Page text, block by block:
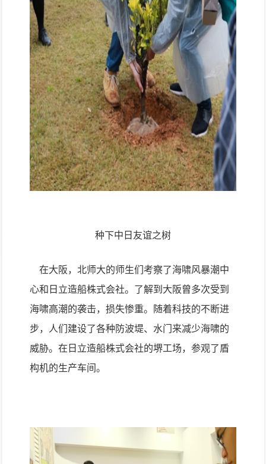
种下中日友谊之树
在大阪，北师大的师生们考察了海啸风暴潮中
心和日立造船株式会社。了解到大阪曾多次受到
海啸高潮的袭击，损失惨重。随着科技的不断进
步，人们建设了各种防波堤、水门来减少海啸的
威胁。在日立造船株式会社的堺工场，参观了盾
构机的生产车间。